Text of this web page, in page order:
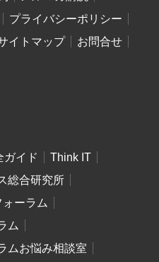
プライバシーポリシー
イトマップ
お問合せ
ガイド
Think IT
総合研究所
ーラム
ム
ムお悩み相談室